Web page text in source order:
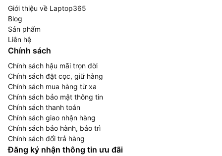
Giới thiệu về Laptop365
Blog
Sản phẩm
Liên hệ
Chính sách
Chính sách hậu mãi trọn đời
Chính sách đặt cọc, giữ hàng
Chính sách mua hàng từ xa
Chính sách bảo mật thông tin
Chính sách thanh toán
Chính sách giao nhận hàng
Chính sách bảo hành, bảo trì
Chính sách đổi trả hàng
Đăng ký nhận thông tin ưu đãi